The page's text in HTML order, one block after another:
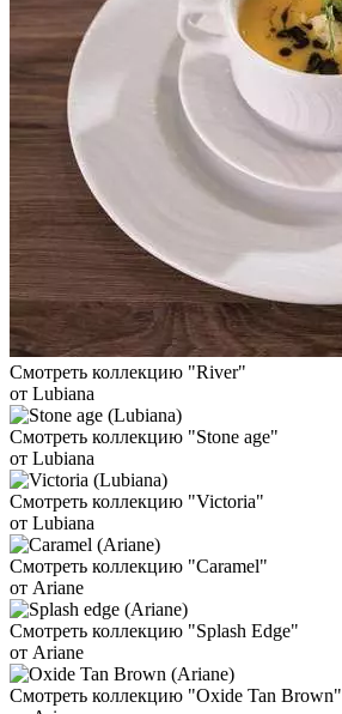
Смотреть коллекцию "River"
от Lubiana
Смотреть коллекцию "Stone age"
от Lubiana
Смотреть коллекцию "Victoria"
от Lubiana
Смотреть коллекцию "Caramel"
от Ariane
Смотреть коллекцию "Splash Edge"
от Ariane
Смотреть коллекцию "Oxide Tan Brown"